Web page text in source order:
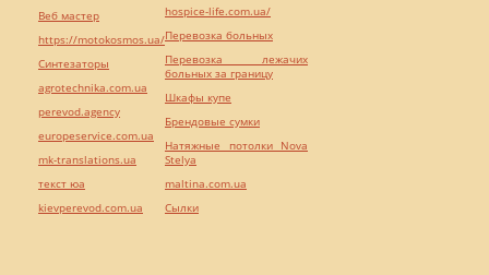
Веб мастер
https://motokosmos.ua/
Синтезаторы
agrotechnika.com.ua
perevod.agency
europeservice.com.ua
mk-translations.ua
текст юа
kievperevod.com.ua
hospice-life.com.ua/
Перевозка больных
Перевозка лежачих
больных за границу
Шкафы купе
Брендовые сумки
Натяжные потолки Nova
Stelya
maltina.com.ua
Cылки